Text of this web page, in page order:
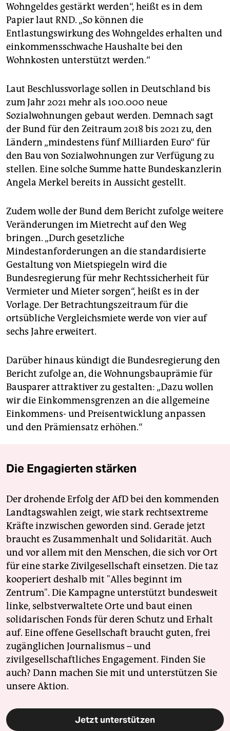
Wohngeldes gestärkt werden“, heißt es in dem
Papier laut RND. „So können die
Entlastungswirkung des Wohngeldes erhalten und
einkommensschwache Haushalte bei den
Wohnkosten unterstützt werden.“
Laut Beschlussvorlage sollen in Deutschland bis
zum Jahr 2021 mehr als 100.000 neue
Sozialwohnungen gebaut werden. Demnach sagt
der Bund für den Zeitraum 2018 bis 2021 zu, den
Ländern „mindestens fünf Milliarden Euro“ für
den Bau von Sozialwohnungen zur Verfügung zu
stellen. Eine solche Summe hatte Bundeskanzlerin
Angela Merkel bereits in Aussicht gestellt.
Zudem wolle der Bund dem Bericht zufolge weitere
Veränderungen im Mietrecht auf den Weg
bringen. „Durch gesetzliche
Mindestanforderungen an die standardisierte
Gestaltung von Mietspiegeln wird die
Bundesregierung für mehr Rechtssicherheit für
Vermieter und Mieter sorgen“, heißt es in der
Vorlage. Der Betrachtungszeitraum für die
ortsübliche Vergleichsmiete werde von vier auf
sechs Jahre erweitert.
Darüber hinaus kündigt die Bundesregierung den
Bericht zufolge an, die Wohnungsbauprämie für
Bausparer attraktiver zu gestalten: „Dazu wollen
wir die Einkommensgrenzen an die allgemeine
Einkommens- und Preisentwicklung anpassen
und den Prämiensatz erhöhen.“
Die Engagierten stärken
Der drohende Erfolg der AfD bei den kommenden
Landtagswahlen zeigt, wie stark rechtsextreme
Kräfte inzwischen geworden sind. Gerade jetzt
braucht es Zusammenhalt und Solidarität. Auch
und vor allem mit den Menschen, die sich vor Ort
für eine starke Zivilgesellschaft einsetzen. Die taz
kooperiert deshalb mit "Alles beginnt im
Zentrum". Die Kampagne unterstützt bundesweit
linke, selbstverwaltete Orte und baut einen
solidarischen Fonds für deren Schutz und Erhalt
auf. Eine offene Gesellschaft braucht guten, frei
zugänglichen Journalismus – und
zivilgesellschaftliches Engagement. Finden Sie
auch? Dann machen Sie mit und unterstützen Sie
unsere Aktion.
Jetzt unterstützen